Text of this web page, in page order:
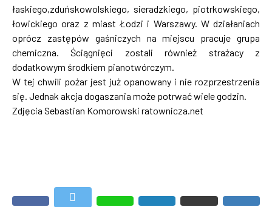
łaskiego,zduńskowolskiego, sieradzkiego, piotrkowskiego,
łowickiego oraz z miast Łodzi i Warszawy. W działaniach
oprócz zastępów gaśniczych na miejscu pracuje grupa
chemiczna. Ściągnięci zostali również strażacy z
dodatkowym środkiem pianotwórczym.
W tej chwili pożar jest już opanowany i nie rozprzestrzenia
się. Jednak akcja dogaszania może potrwać wiele godzin.
Zdjęcia Sebastian Komorowski ratownicza.net